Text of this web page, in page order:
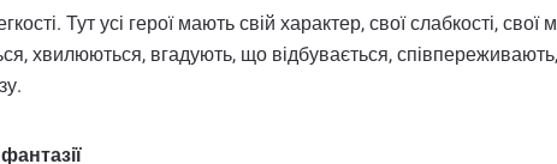
Тут усі герої мають свій характер, свої слабкості,
хвилюються, вгадують, що відбувається,